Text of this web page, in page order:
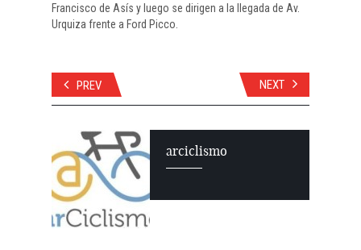
Francisco de Asís y luego se dirigen a la llegada de Av.
Urquiza frente a Ford Picco.
PREV NEXT
arciclismo